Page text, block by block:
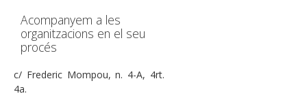
Projectes d'assessorament
Preparació i elaboració de guies d'auditories
Posada en valor dels coneixements corporatius
Acompanyem a les
organitzacions en el seu
procés
c/ Frederic Mompou, n. 4-A, 4rt.
4a.